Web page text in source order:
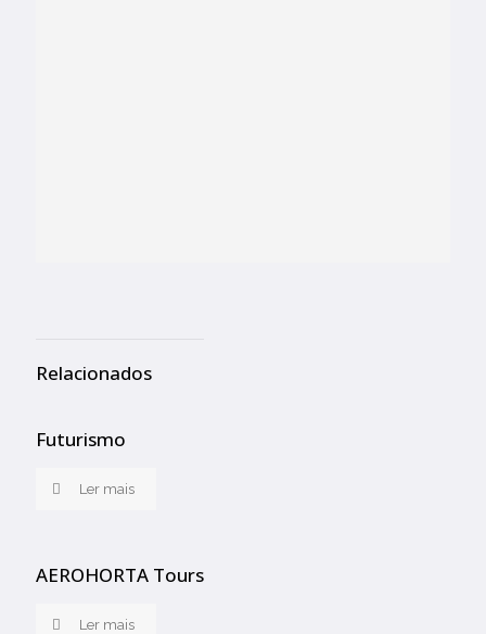
Relacionados
Futurismo
Ler mais
AEROHORTA Tours
Ler mais